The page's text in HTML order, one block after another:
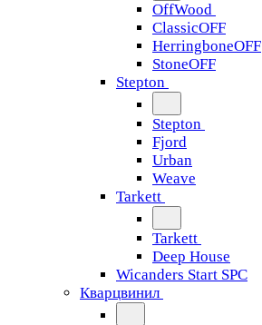
OffWood
ClassicOFF
HerringboneOFF
StoneOFF
Stepton
Stepton
Fjord
Urban
Weave
Tarkett
Tarkett
Deep House
Wicanders Start SPC
Кварцвинил